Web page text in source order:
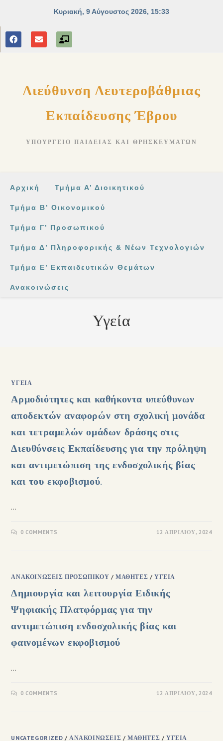
Διεύθυνση Δευτεροβάθμιας
Εκπαίδευσης Έβρου
ΥΠΟΥΡΓΕΊΟ ΠΑΙΔΕΊΑΣ ΚΑΙ ΘΡΗΣΚΕΥΜΆΤΩΝ
Αρχική Τμήμα Α’ Διοικητικού
Τμήμα Β’ Οικονομικού
Τμήμα Γ’ Προσωπικού
Τμήμα Δ’ Πληροφορικής & Νέων Τεχνολογιών
Τμήμα Ε’ Εκπαιδευτικών Θεμάτων
Ανακοινώσεις
Υγεία
ΥΓΕΊΑ
Αρμοδιότητες και καθήκοντα υπεύθυνων
αποδεκτών αναφορών στη σχολική μονάδα
και τετραμελών ομάδων δράσης στις
Διευθύνσεις Εκπαίδευσης για την πρόληψη
και αντιμετώπιση της ενδοσχολικής βίας
και του εκφοβισμού.
…
0 COMMENTS 12 ΑΠΡΙΛΊΟΥ, 2024
ΑΝΑΚΟΙΝΏΣΕΙΣ ΠΡΟΣΩΠΙΚΟΎ /ΜΑΘΗΤΈΣ /ΥΓΕΊΑ
Δημιουργία και λειτουργία Ειδικής
Ψηφιακής Πλατφόρμας για την
αντιμετώπιση ενδοσχολικής βίας και
φαινομένων εκφοβισμού
…
0 COMMENTS 12 ΑΠΡΙΛΊΟΥ, 2024
UNCATEGORIZED /ΑΝΑΚΟΙΝΏΣΕΙΣ /ΜΑΘΗΤΈΣ /ΥΓΕΊΑ